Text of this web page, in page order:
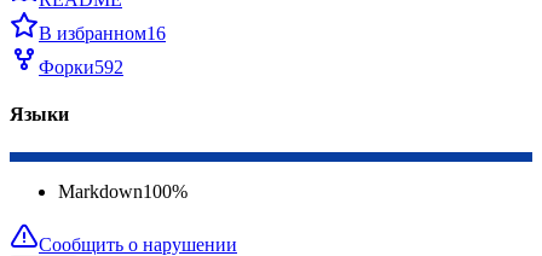
В избранном16
Форки592
Языки
Markdown100%
Сообщить о нарушении